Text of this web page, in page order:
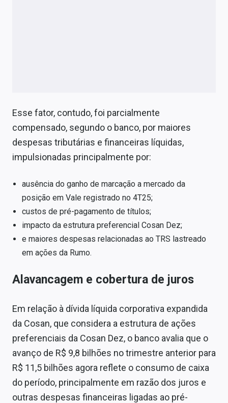
Esse fator, contudo, foi parcialmente
compensado, segundo o banco, por maiores
despesas tributárias e financeiras líquidas,
impulsionadas principalmente por:
ausência do ganho de marcação a mercado da
posição em Vale registrado no 4T25;
custos de pré-pagamento de títulos;
impacto da estrutura preferencial Cosan Dez;
e maiores despesas relacionadas ao TRS lastreado
em ações da Rumo.
Alavancagem e cobertura de juros
Em relação à dívida líquida corporativa expandida
da Cosan, que considera a estrutura de ações
preferenciais da Cosan Dez, o banco avalia que o
avanço de R$ 9,8 bilhões no trimestre anterior para
R$ 11,5 bilhões agora reflete o consumo de caixa
do período, principalmente em razão dos juros e
outras despesas financeiras ligadas ao pré-